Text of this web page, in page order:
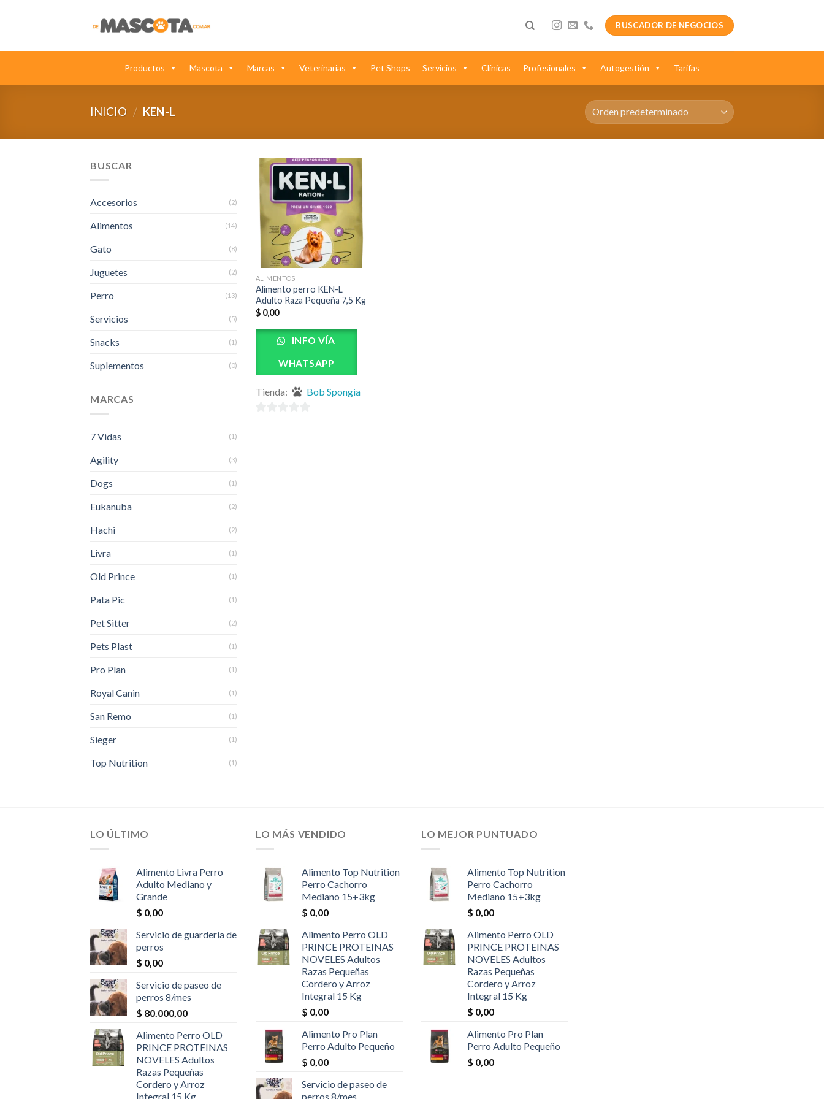
BUSCADOR DE NEGOCIOS
Productos Mascota Marcas Veterinarias Pet Shops Servicios Clínicas Profesionales Autogestión Tarifas
INICIO / KEN-L
BUSCAR
Accesorios (2)
Alimentos (14)
Gato (8)
Juguetes (2)
Perro (13)
Servicios (5)
Snacks (1)
Suplementos (0)
MARCAS
7 Vidas (1)
Agility (3)
Dogs (1)
Eukanuba (2)
Hachi (2)
Livra (1)
Old Prince (1)
Pata Pic (1)
Pet Sitter (2)
Pets Plast (1)
Pro Plan (1)
Royal Canin (1)
San Remo (1)
Sieger (1)
Top Nutrition (1)
ALIMENTOS
Alimento perro KEN-L
Adulto Raza Pequeña 7,5 Kg
$0,00
INFO VÍA
WHATSAPP
Tienda: Bob Spongia
LO ÚLTIMO
Alimento Livra Perro
Adulto Mediano y
Grande
$ 0,00
Servicio de guardería de
perros
$ 0,00
Servicio de paseo de
perros 8/mes
$ 80.000,00
Alimento Perro OLD
PRINCE PROTEINAS
NOVELES Adultos
Razas Pequeñas
Cordero y Arroz
Integral 15 Kg
LO MÁS VENDIDO
Alimento Top Nutrition
Perro Cachorro
Mediano 15+3kg
$ 0,00
Alimento Perro OLD
PRINCE PROTEINAS
NOVELES Adultos
Razas Pequeñas
Cordero y Arroz
Integral 15 Kg
$ 0,00
Alimento Pro Plan
Perro Adulto Pequeño
$ 0,00
Servicio de paseo de
perros 8/mes
LO MEJOR PUNTUADO
Alimento Top Nutrition
Perro Cachorro
Mediano 15+3kg
$ 0,00
Alimento Perro OLD
PRINCE PROTEINAS
NOVELES Adultos
Razas Pequeñas
Cordero y Arroz
Integral 15 Kg
$ 0,00
Alimento Pro Plan
Perro Adulto Pequeño
$ 0,00